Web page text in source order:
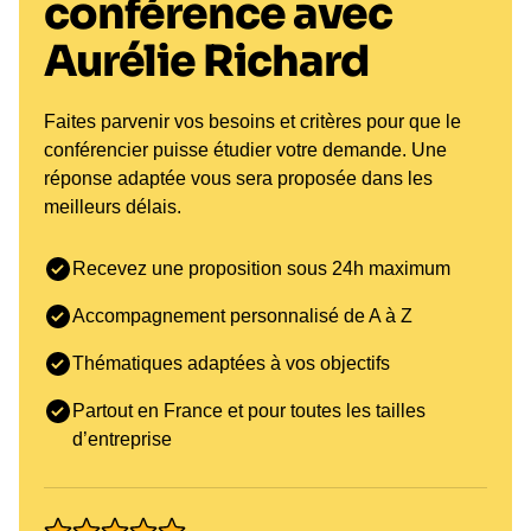
carrière de skieuse. Elle offre des formats variés,
allant des conférences de motivation aux ateliers
interactifs, adaptés à divers secteurs tels que le
termes de retour sur investissement (ROI) incluent
une amélioration de la cohésion d'équipe, une
augmentation de la productivité et une meilleure
gestion du stress au travail. Les entreprises
renforcée, où chaque membre est encouragé à
atteindre son plein potentiel. Pour ceux qui
souhaitent transformer leurs équipes, il est possible
deréserver une conférence avec Aurélie
L'impact Aurélie Richard :
Transformer les équipes par
l'Inspiration
conférence avec
Aurélie Richard
Faites parvenir vos besoins et critères pour que le
conférencier puisse étudier votre demande. Une
réponse adaptée vous sera proposée dans les
meilleurs délais.
Recevez une proposition sous 24h maximum
Accompagnement personnalisé de A à Z
Thématiques adaptées à vos objectifs
Partout en France et pour toutes les tailles
d’entreprise